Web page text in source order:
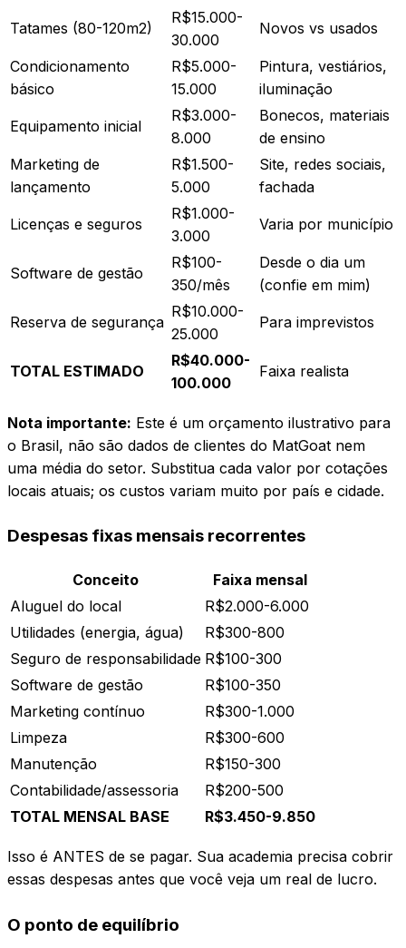
Tatames (80-120m2)
R$15.000-
30.000
Novos vs usados
Condicionamento
básico
R$5.000-
15.000
Pintura, vestiários,
iluminação
Equipamento inicial
R$3.000-
8.000
Bonecos, materiais
de ensino
Marketing de
lançamento
R$1.500-
5.000
Site, redes sociais,
fachada
Licenças e seguros
R$1.000-
3.000
Varia por município
Software de gestão
R$100-
350/mês
Desde o dia um
(confie em mim)
Reserva de segurança
R$10.000-
25.000
Para imprevistos
TOTAL ESTIMADO
R$40.000-
100.000
Faixa realista
Nota importante: Este é um orçamento ilustrativo para
o Brasil, não são dados de clientes do MatGoat nem
uma média do setor. Substitua cada valor por cotações
locais atuais; os custos variam muito por país e cidade.
Despesas fixas mensais recorrentes
Conceito
Faixa mensal
Aluguel do local
R$2.000-6.000
Utilidades (energia, água)
R$300-800
Seguro de responsabilidade R$100-300
Software de gestão
R$100-350
Marketing contínuo
R$300-1.000
Limpeza
R$300-600
Manutenção
R$150-300
Contabilidade/assessoria
R$200-500
TOTAL MENSAL BASE
R$3.450-9.850
Isso é ANTES de se pagar. Sua academia precisa cobrir
essas despesas antes que você veja um real de lucro.
O ponto de equilíbrio